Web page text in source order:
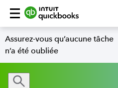
Assurez-vous qu’aucune tâche
n’a été oubliée